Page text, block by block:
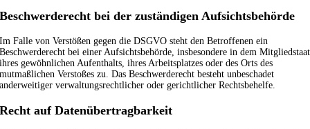
Beschwerde­recht bei der zuständigen Aufsichts­behörde
Im Falle von Verstößen gegen die DSGVO steht den Betroffenen ein
Beschwerderecht bei einer Aufsichtsbehörde, insbesondere in dem Mitgliedstaat
ihres gewöhnlichen Aufenthalts, ihres Arbeitsplatzes oder des Orts des
mutmaßlichen Verstoßes zu. Das Beschwerderecht besteht unbeschadet
anderweitiger verwaltungsrechtlicher oder gerichtlicher Rechtsbehelfe.
Recht auf Daten­übertrag­barkeit